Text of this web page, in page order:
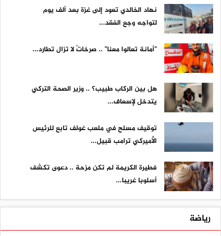
نهاد الخالدي تعود إلى غزة بعد ألف يوم
لتواجه وجع الفقد...
"أمانة تعالوا معنا" .. صرخاتٌ لا تزال تطارد...
هل بين الركاب طبيب؟ .. وزير الصحة التركي
يتدخل لإسعاف...
توقيف مسلح في ملعب غولف تابع للرئيس
الأميركي ترامب قبيل...
فطيرة الكريمة لم تكن مزحة .. دعوى تكشف
أسلوبا غريبا...
رياضة